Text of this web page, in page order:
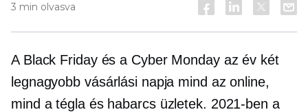
3 min olvasva
A Black Friday és a Cyber ​​Monday az év két
legnagyobb vásárlási napja mind az online,
mind atégla és habarcsüzletek. 2021-ben a